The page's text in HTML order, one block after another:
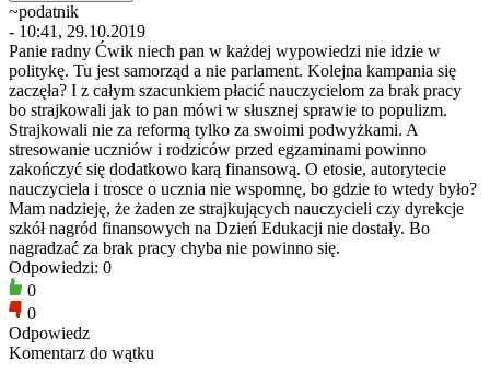
~podatnik
- 10:41, 29.10.2019
Panie radny Ćwik niech pan w każdej wypowiedzi nie idzie w
politykę. Tu jest samorząd a nie parlament. Kolejna kampania się
zaczęła? I z całym szacunkiem płacić nauczycielom za brak pracy
bo strajkowali jak to pan mówi w słusznej sprawie to populizm.
Strajkowali nie za reformą tylko za swoimi podwyżkami. A
stresowanie uczniów i rodziców przed egzaminami powinno
zakończyć się dodatkowo karą finansową. O etosie, autorytecie
nauczyciela i trosce o ucznia nie wspomnę, bo gdzie to wtedy było?
Mam nadzieję, że żaden ze strajkujących nauczycieli czy dyrekcje
szkół nagród finansowych na Dzień Edukacji nie dostały. Bo
nagradzać za brak pracy chyba nie powinno się.
Odpowiedzi: 0
0
0
Odpowiedz
Komentarz do wątku